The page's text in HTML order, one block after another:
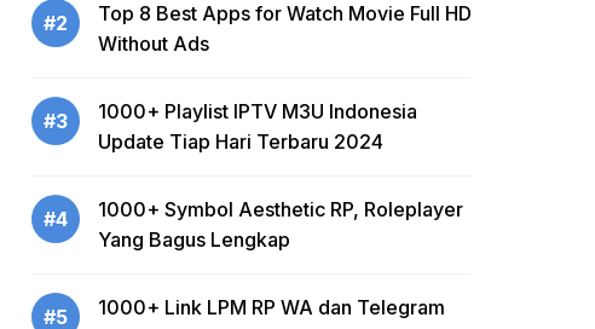
#2
Top 8 Best Apps for Watch Movie Full HD
Without Ads
#3
1000+ Playlist IPTV M3U Indonesia
Update Tiap Hari Terbaru 2024
#4
1000+ Symbol Aesthetic RP, Roleplayer
Yang Bagus Lengkap
#5
1000+ Link LPM RP WA dan Telegram